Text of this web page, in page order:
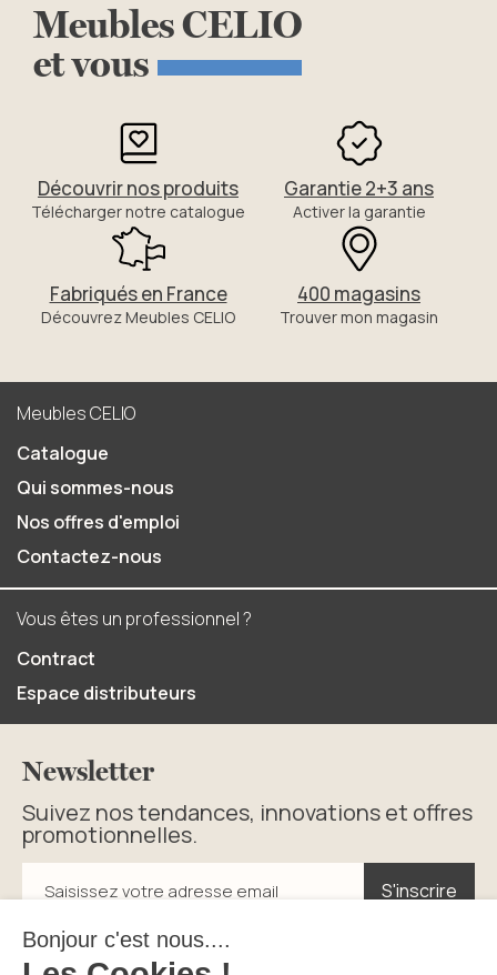
MeublesCELIO
etvous
Découvrir nos produits
Télécharger notre catalogue
Garantie 2+3 ans
Activer la garantie
Fabriqués en France
Découvrez Meubles CELIO
400 magasins
Trouver mon magasin
Meubles CELIO
Catalogue
Qui sommes-nous
Nos offres d'emploi
Contactez-nous
Vous êtes un professionnel ?
Contract
Espace distributeurs
Newsletter
Suivez nos tendances, innovations et offres
promotionnelles.
Saisissez votre adresse email S'inscrire
S'inscrire
En cliquant sur s’inscrire vous acceptez la politique de
confidentialité.